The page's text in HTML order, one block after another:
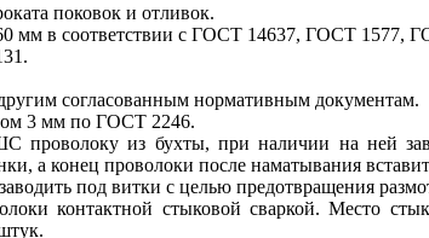
поковок и отливок.
мм в соответствии с ГОСТ 14637, ГОСТ 1577,
согласованным нормативным документам.
3 мм по ГОСТ 2246.
проволоку из бухты, при наличии на ней
а конец проволоки после наматывания
под витки с целью предотвращения
контактной стыковой сваркой. Место